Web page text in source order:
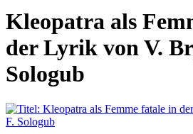
Kleopatra als
der Lyrik von V.
Sologub